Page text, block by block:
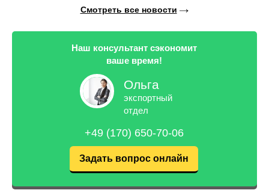
Смотреть все новости
Наш консультант сэкономит
ваше время!
Ольга
экспортный
отдел
+49 (170) 650-70-06
Задать вопрос онлайн